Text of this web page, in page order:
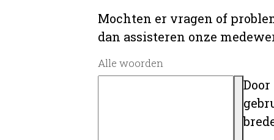
Mochten er vragen of
dan assisteren onze
Alle woorden